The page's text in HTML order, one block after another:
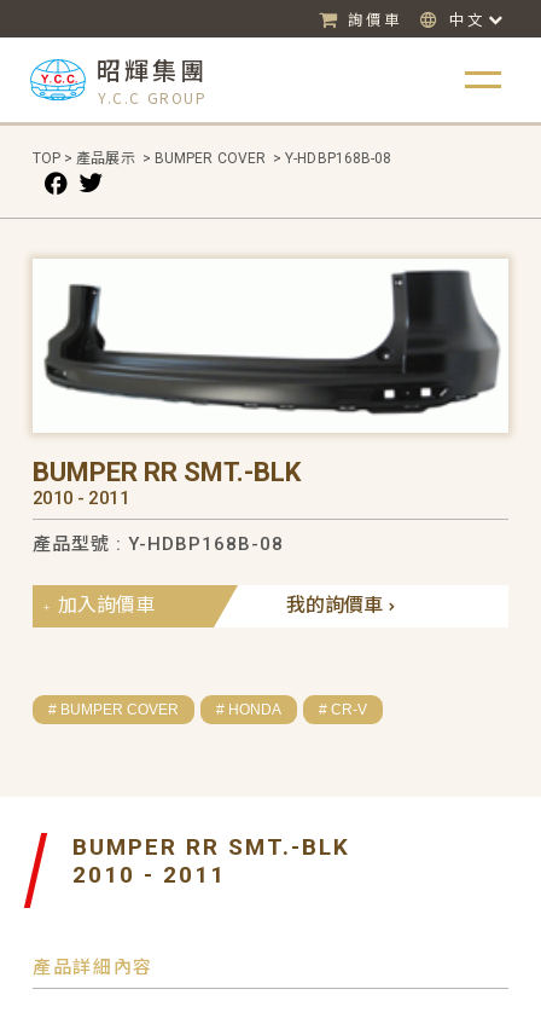
詢價車 中文
昭輝集團
Y.C.C GROUP
TOP > 產品展示 > BUMPER COVER > Y-HDBP168B-08
BUMPER RR SMT.-BLK
2010 - 2011
產品型號 : Y-HDBP168B-08
我的詢價車
加入詢價車
# BUMPER COVER # HONDA # CR-V
BUMPER RR SMT.-BLK
2010 - 2011
產品詳細內容